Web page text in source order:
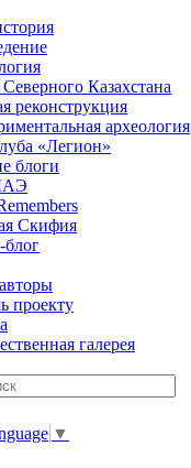
Казахстана
реконструкция
археология
«Легион»
блоги
Скифия
проекту
галерея
▼